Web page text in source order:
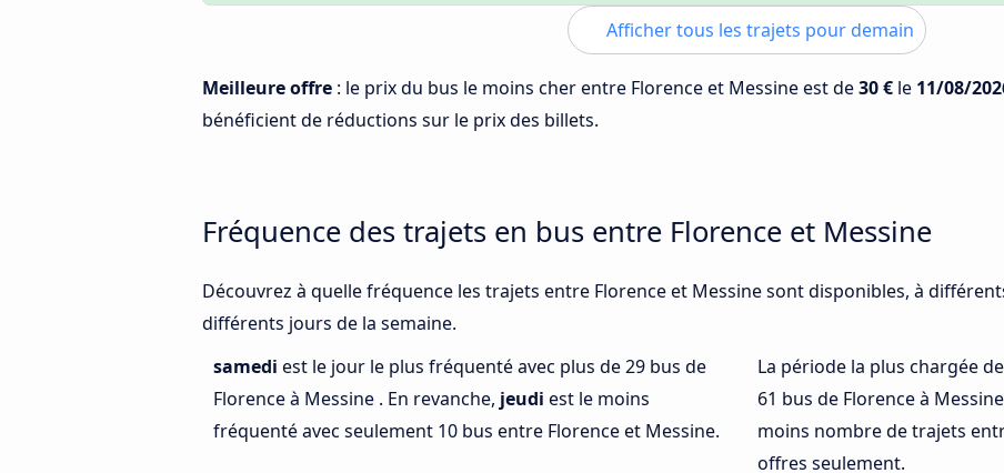
Afficher tous les trajets pour demain
Meilleure offre : le prix du bus le moins cher entre Florence et Messine est de30 € le 11/08/
bénéficient de réductions sur le prix des billets.
Fréquence des trajets en bus entre Florence et Messine
Découvrez à quelle fréquence les trajets entre Florence et Messine sont disponibles, à
différents jours de la semaine.
samedi est le jour le plus fréquenté avec plus de 29 bus de
Florence à Messine . En revanche, jeudi est le moins
fréquenté avec seulement 10 bus entre Florence et Messine.
La période la plus chargée
61 bus de Florence à
moins nombre de trajets
offres seulement.